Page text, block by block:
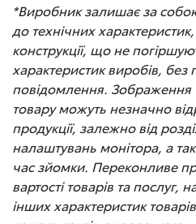
*Виробник залишає за
до технічних
конструкції, що не
характеристик виробів,
повідомлення. Зображення
товару можуть незначно
продукції, залежно від
налаштувань монітора, а
час зйомки. Переконливе
вартості товарів та послуг,
інших характеристик